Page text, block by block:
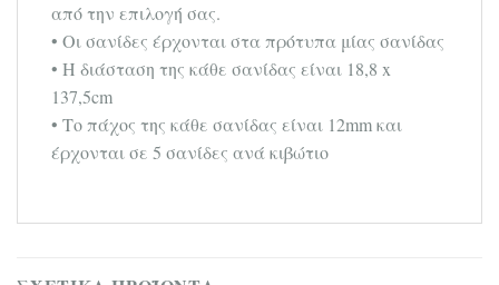
από την επιλογή σας.
• Οι σανίδες έρχονται στα πρότυπα μίας σανίδας
• Η διάσταση της κάθε σανίδας είναι 18,8 x
137,5cm
• Το πάχος της κάθε σανίδας είναι 12mm και
έρχονται σε 5 σανίδες ανά κιβώτιο